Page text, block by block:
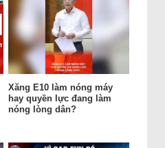
Xăng E10 làm nóng máy
hay quyền lực đang làm
nóng lòng dân?